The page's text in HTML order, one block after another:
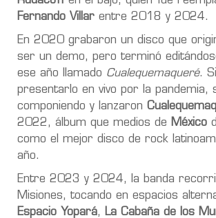
Fernando Villar entre 2018 y 2024.
En 2020 grabaron un disco que
ser un demo, pero terminó
ese año llamado Cualequemaqueré.
presentarlo en vivo por la pandemia,
componiendo y lanzaron
2022, álbum que medios de
México
como el mejor disco de rock
año.
Entre 2023 y 2024, la banda
Misiones, tocando en espacios
Espacio Yopará,
La Cabaña de los